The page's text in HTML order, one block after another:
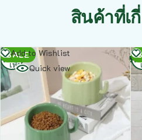
สินค้าที่เ
SALE
Add to Wishlist
Quick view
อ่าน
เพิ่ม